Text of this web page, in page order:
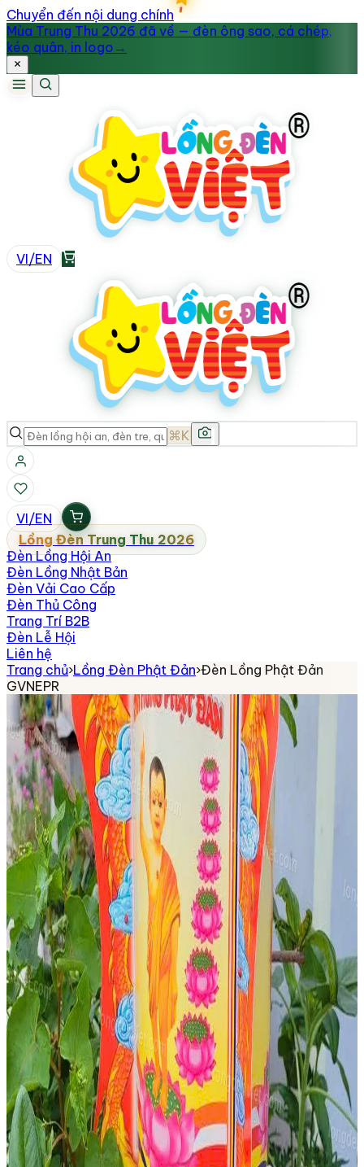
Chuyển đến nội dung chính
Mùa Trung Thu 2026 đã về — đèn ông sao, cá chép,
kéo quân, in logo →
VI/EN
⌘K
VI/EN
Lồng Đèn Trung Thu 2026
Đèn Lồng Hội An
Đèn Lồng Nhật Bản
Đèn Vải Cao Cấp
Đèn Thủ Công
Trang Trí B2B
Đèn Lễ Hội
Liên hệ
Trang chủ›Lồng Đèn Phật Đản›Đèn Lồng Phật Đản
GVNEPR